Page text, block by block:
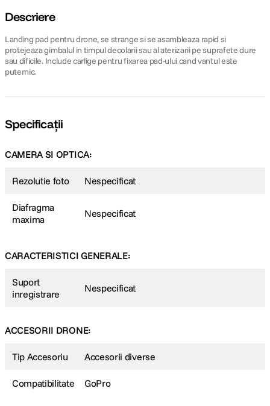
Descriere
Landing pad pentru drone, se strange si se asambleaza rapid si
protejeaza gimbalul in timpul decolarii sau al aterizarii pe suprafete dure
sau dificile. Include carlige pentru fixarea pad-ului cand vantul este
puternic.
Specificații
CAMERA SI OPTICA:
Rezolutie foto Nespecificat
Diafragma
maxima
Nespecificat
CARACTERISTICI GENERALE:
Suport
inregistrare
Nespecificat
ACCESORII DRONE:
Tip Accesoriu Accesorii diverse
Compatibilitate GoPro